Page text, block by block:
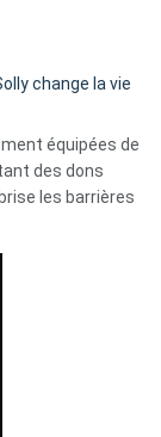
change la vie
équipées de
des dons
les barrières